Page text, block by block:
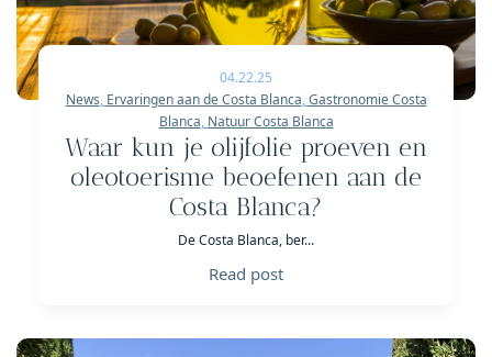
04.22.25
News, Ervaringen aan de Costa Blanca,Gastronomie Costa
Blanca, Natuur Costa Blanca
Waar kun je olijfolie proeven en
oleotoerisme beoefenen aan de
Costa Blanca?
De Costa Blanca, ber...
Read post